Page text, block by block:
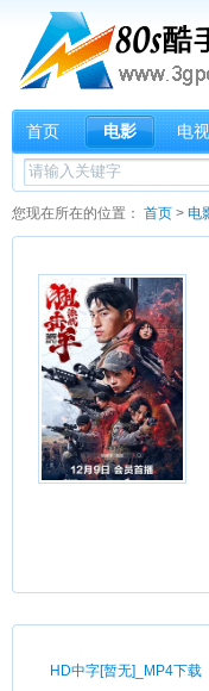
首页 电影 电
您现在所在的位置： 首页 > 电
HD中字[暂无]_MP4下载